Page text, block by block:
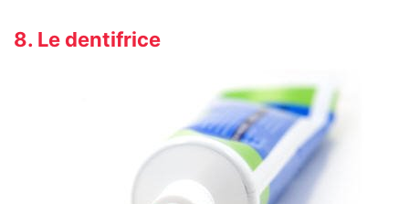
8. Le dentifrice